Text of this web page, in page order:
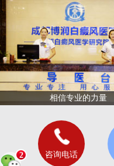
相信专业的力量
咨询电话
2